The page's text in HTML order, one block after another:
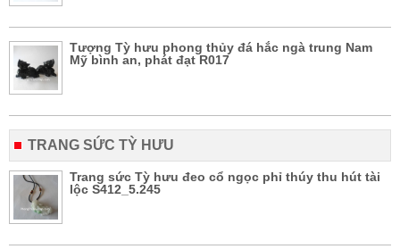
Tượng Tỳ hưu phong thủy đá hắc ngà trung Nam
Mỹ bình an, phát đạt R017
TRANG SỨC TỲ HƯU
Trang sức Tỳ hưu đeo cổ ngọc phỉ thúy thu hút tài
lộc S412_5.245